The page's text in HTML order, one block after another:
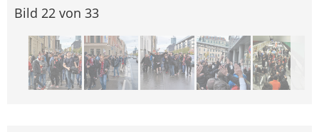
Bild 22 von 33